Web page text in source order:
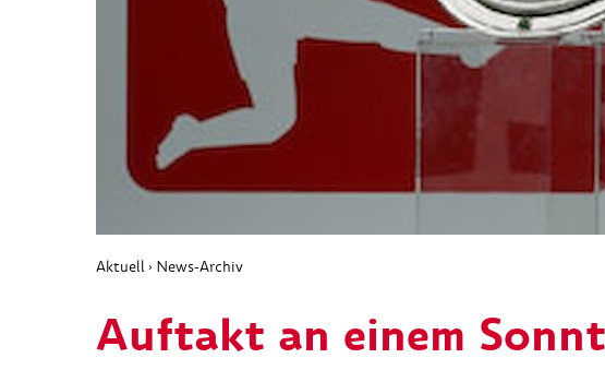
Aktuell › News-Archiv
Auftakt an einem